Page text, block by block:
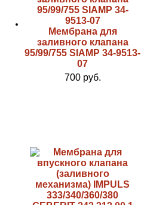
Мембрана для
заливного клапана
95/99/755 SIAMP 34-9513-
07
700 руб.